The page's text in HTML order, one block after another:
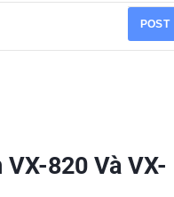
POST
820 Và VX-